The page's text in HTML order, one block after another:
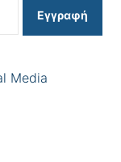
Εγγραφή
Media